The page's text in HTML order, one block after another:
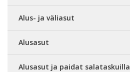
Alus- ja väliasut
Alusasut
Alusasut ja paidat salataskuilla